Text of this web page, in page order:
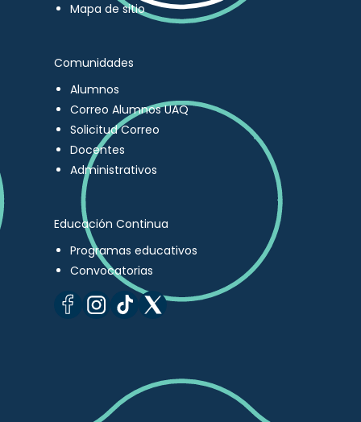
Mapa de sitio
Comunidades
Alumnos
Correo Alumnos UAQ
Solicitud Correo
Docentes
Administrativos
Educación Continua
Programas educativos
Convocatorias